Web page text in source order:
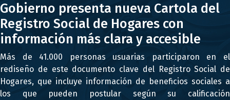
Gobierno presenta nueva Cartola del
Registro Social de Hogares con
información más clara y accesible
Más de 41.000 personas usuarias participaron en el
rediseño de este documento clave del Registro Social de
Hogares, que incluye información de beneficios sociales a
los que pueden postular según su calificación